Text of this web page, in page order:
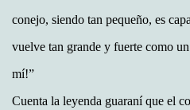
conejo, siendo tan pequeño, es
vuelve tan grande y fuerte como
mí!”
Cuenta la leyenda guaraní que el